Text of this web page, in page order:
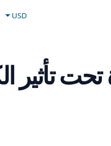
USD
تحت